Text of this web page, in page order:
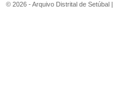
© 2026 - Arquivo Distrital de Setúbal |